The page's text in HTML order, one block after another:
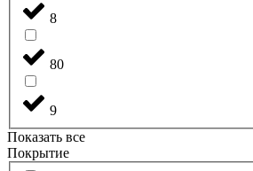
8
80
9
Показать все
Покрытие